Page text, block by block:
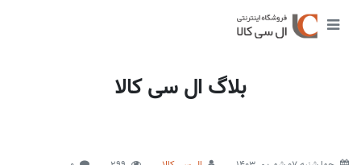
بلاگ ال سی کالا